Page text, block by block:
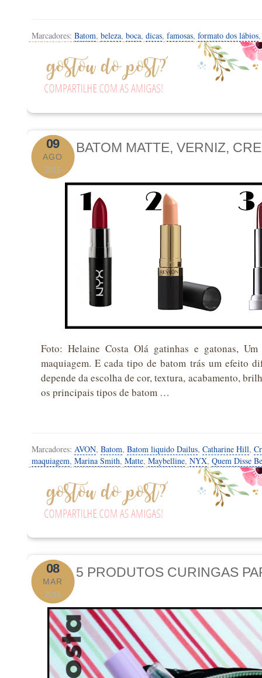
Marcadores: Batom, beleza, boca, dicas, famosas, formato dos lábios
09
AGO
2015
BATOM MATTE, VERNIZ,
Foto: Helaine Costa Olá gatinhas e gatonas,
maquiagem. E cada tipo de batom trás um efeito
depende da escolha de cor, textura, acabamento,
os principais tipos de batom …
Marcadores: AVON, Batom, Batom liquido Dailus, Catharine Hill,
maquiagem, Marina Smith, Matte, Maybelline, NYX, Quem Disse
08
MAR
2015
5 PRODUTOS CURINGAS